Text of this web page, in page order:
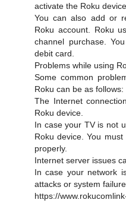
activate the Roku device.
You can also add or
Roku account. Roku
channel purchase.
debit card.
Problems while using
Some common
Roku can be as follows:
The Internet
Roku device.
In case your TV is not
Roku device. You
properly.
Internet server issues
In case your network
attacks or system failure.
https://